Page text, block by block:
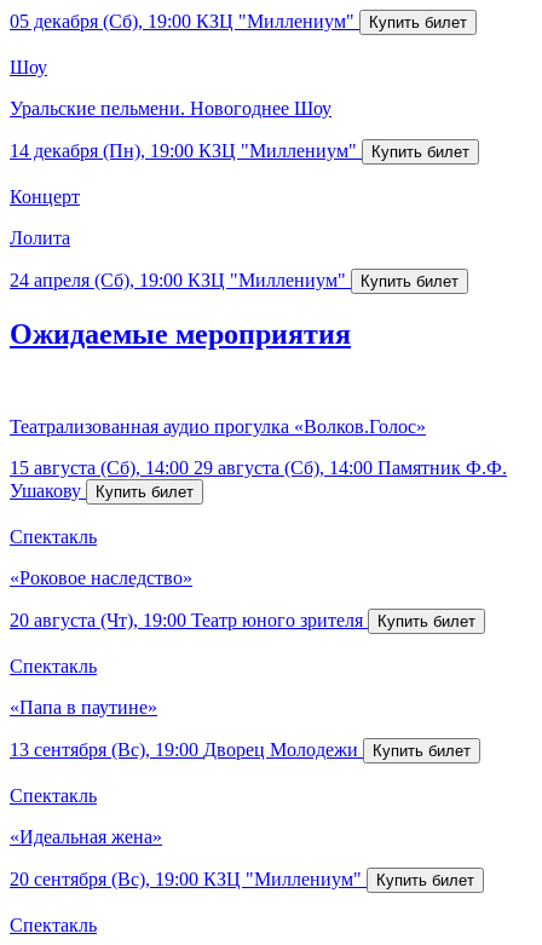
05 декабря (Сб), 19:00 КЗЦ "Миллениум"
Шоу
Уральские пельмени. Новогоднее Шоу
14 декабря (Пн), 19:00 КЗЦ "Миллениум"
Концерт
Лолита
24 апреля (Сб), 19:00 КЗЦ "Миллениум"
Ожидаемые мероприятия
Театрализованная аудио прогулка «Волков.Голос»
15 августа (Сб), 14:00 29 августа (Сб), 14:00 Памятник Ф.Ф.
Ушакову
Спектакль
«Роковое наследство»
20 августа (Чт), 19:00 Театр юного зрителя
Спектакль
«Папа в паутине»
13 сентября (Вс), 19:00 Дворец Молодежи
Спектакль
«Идеальная жена»
20 сентября (Вс), 19:00 КЗЦ "Миллениум"
Спектакль